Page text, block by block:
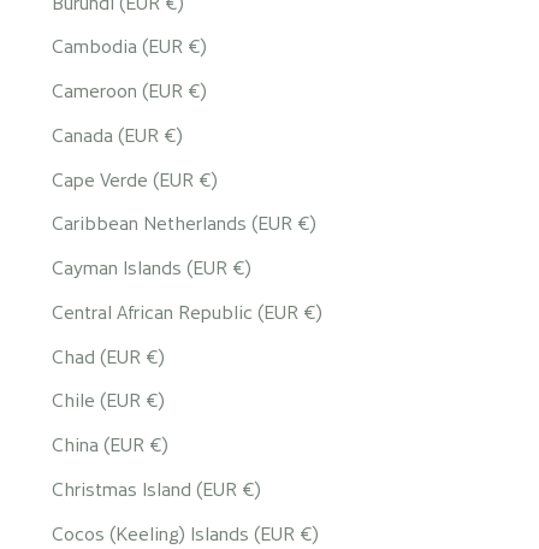
Cambodia (EUR €)
Cameroon (EUR €)
Canada (EUR €)
Cape Verde (EUR €)
Caribbean Netherlands (EUR €)
Cayman Islands (EUR €)
Central African Republic (EUR €)
Chad (EUR €)
Chile (EUR €)
China (EUR €)
Christmas Island (EUR €)
Cocos (Keeling) Islands (EUR €)